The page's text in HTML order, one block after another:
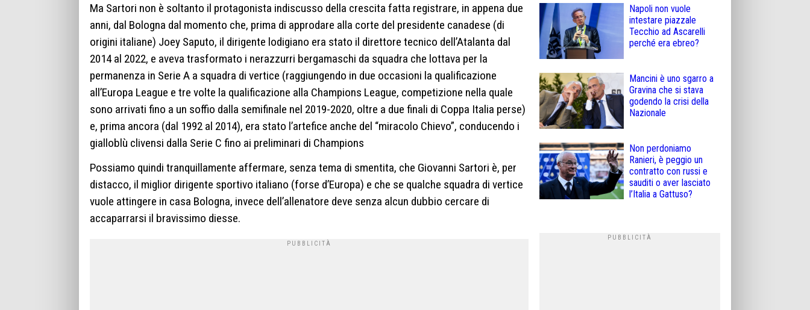
Ma Sartori non è soltanto il protagonista indiscusso della crescita fatta registrare, in appena due
anni, dal Bologna dal momento che, prima di approdare alla corte del presidente canadese (di
origini italiane) Joey Saputo, il dirigente lodigiano era stato il direttore tecnico dell’Atalanta dal
2014 al 2022, e aveva trasformato i nerazzurri bergamaschi da squadra che lottava per la
permanenza in Serie A a squadra di vertice (raggiungendo in due occasioni la qualificazione
all’Europa League e tre volte la qualificazione alla Champions League, competizione nella quale
sono arrivati fino a un soffio dalla semifinale nel 2019-2020, oltre a due finali di Coppa Italia perse)
e, prima ancora (dal 1992 al 2014), era stato l’artefice anche del “miracolo Chievo”, conducendo i
gialloblù clivensi dalla Serie C fino ai preliminari di Champions
Possiamo quindi tranquillamente affermare, senza tema di smentita, che Giovanni Sartori è, per
distacco, il miglior dirigente sportivo italiano (forse d’Europa) e che se qualche squadra di vertice
vuole attingere in casa Bologna, invece dell’allenatore deve senza alcun dubbio cercare di
accaparrarsi il bravissimo diesse.
Napoli non vuole
intestare piazzale
Tecchio ad Ascarelli
perché era ebreo?
Mancini è uno sgarro a
Gravina che si stava
godendo la crisi della
Nazionale
Non perdoniamo
Ranieri, è peggio un
contratto con russi e
sauditi o aver lasciato
l’Italia a Gattuso?